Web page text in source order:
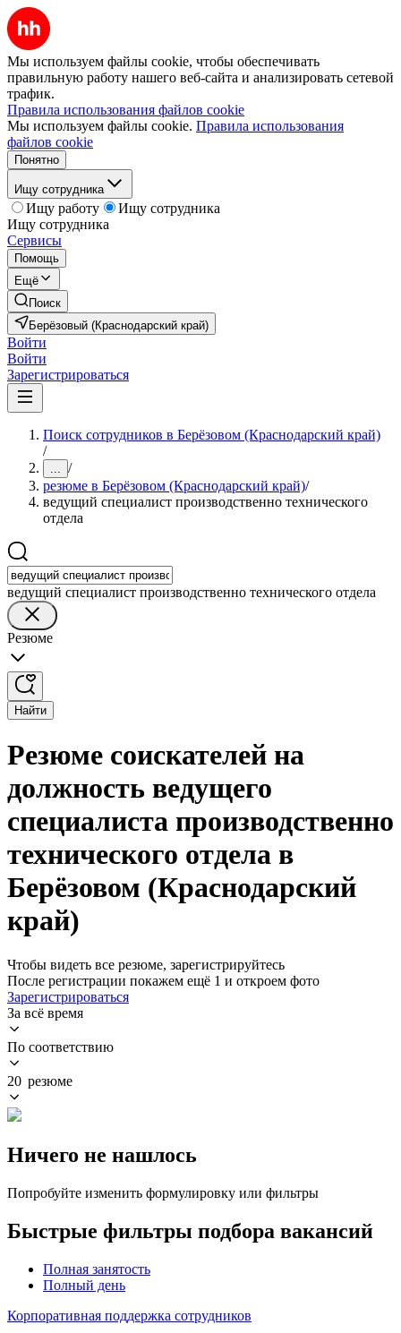
Мы используем файлы cookie, чтобы обеспечивать
правильную работу нашего веб-сайта и анализировать сетевой
трафик.
Правила использования файлов cookie
Мы используем файлы cookie. Правила использования
файлов cookie
Понятно
Ищу сотрудника
Ищу работу
Ищу сотрудника
Ищу сотрудника
Сервисы
Помощь
Ещё
Поиск
Берёзовый (Краснодарский край)
Войти
Войти
Зарегистрироваться
Поиск сотрудников в Берёзовом (Краснодарский край)
/
... /
резюме в Берёзовом (Краснодарский край)/
ведущий специалист производственно технического
отдела
ведущий специалист производственно технического отдела
Резюме
Найти
Резюме соискателей на
должность ведущего
специалиста производственно
технического отдела в
Берёзовом (Краснодарский
край)
Чтобы видеть все резюме, зарегистрируйтесь
После регистрации покажем ещё 1 и откроем фото
Зарегистрироваться
За всё время
По соответствию
20 резюме
Ничего не нашлось
Попробуйте изменить формулировку или фильтры
Быстрые фильтры подбора вакансий
Полная занятость
Полный день
Корпоративная поддержка сотрудников